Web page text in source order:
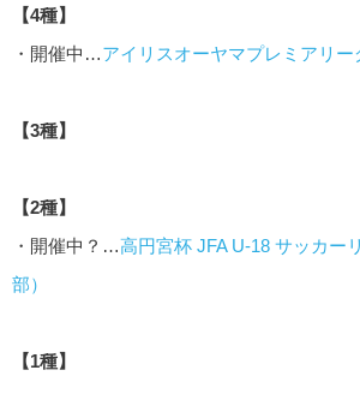
【4種】
・開催中…アイリスオーヤマプレミアリー
【3種】
【2種】
・開催中？…高円宮杯 JFA U-18 サッカー
部）
【1種】